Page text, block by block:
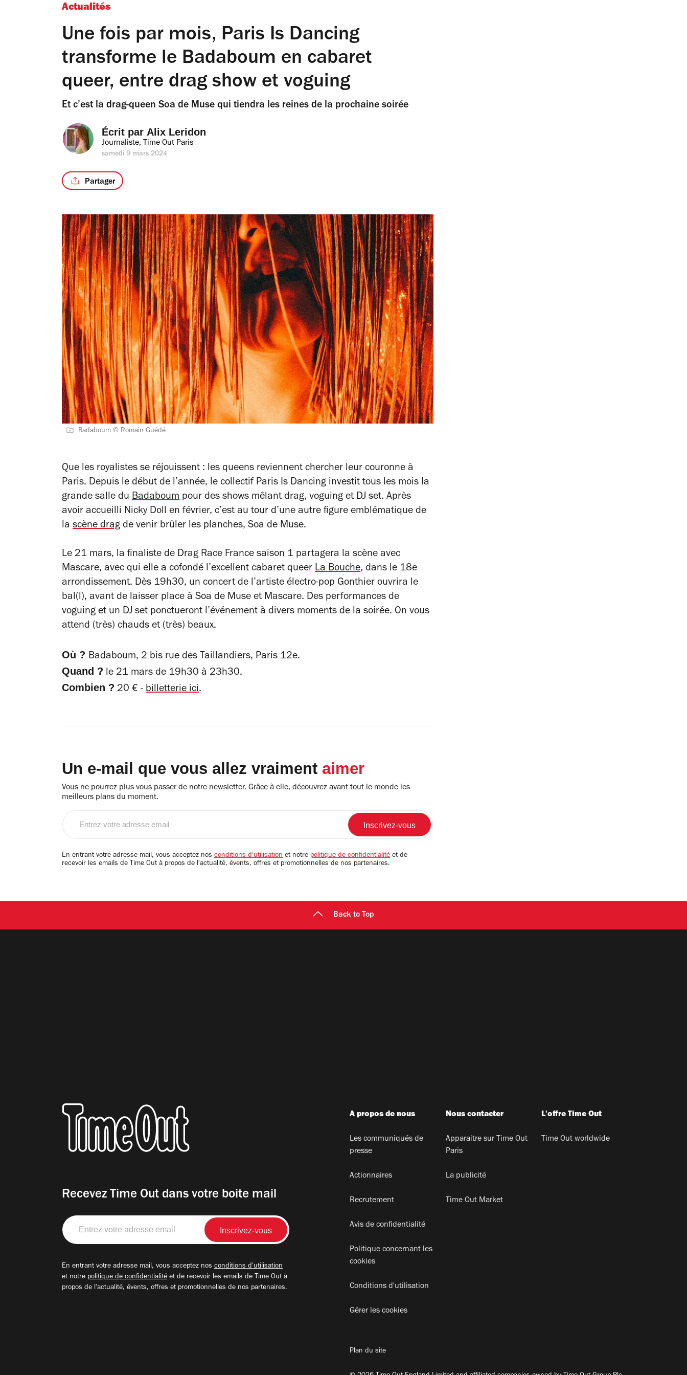
Actualités
Une fois par mois, Paris Is Dancing
transforme le Badaboum en cabaret
queer, entre drag show et voguing
Et c’est la drag-queen Soa de Muse qui tiendra les reines de la prochaine soirée
Écrit par Alix Leridon
Journaliste, Time Out Paris
samedi 9 mars 2024
Partager
Badaboum © Romain Guédé
Que les royalistes se réjouissent : les queens reviennent chercher leur couronne à
Paris. Depuis le début de l’année, le collectif Paris Is Dancing investit tous les mois la
grande salle du Badaboum pour des shows mêlant drag, voguing et DJ set. Après
avoir accueilli Nicky Doll en février, c’est au tour d’une autre figure emblématique de
la scène drag de venir brûler les planches, Soa de Muse.
Le 21 mars, la finaliste de Drag Race France saison 1 partagera la scène avec
Mascare, avec qui elle a cofondé l’excellent cabaret queer La Bouche, dans le 18e
arrondissement. Dès 19h30, un concert de l’artiste électro-pop Gonthier ouvrira le
bal(l), avant de laisser place à Soa de Muse et Mascare. Des performances de
voguing et un DJ set ponctueront l’événement à divers moments de la soirée. On vous
attend (très) chauds et (très) beaux.
Où ? Badaboum, 2 bis rue des Taillandiers, Paris 12e.
Quand ? le 21 mars de 19h30 à 23h30.
Combien ? 20 € - billetterie ici.
Un e-mail que vous allez vraiment aimer
Vous ne pourrez plus vous passer de notre newsletter. Grâce à elle, découvrez avant tout le monde les
meilleurs plans du moment.
email
En entrant votre adresse mail, vous acceptez nos conditions d'utilisation et notre politique de confidentialité et de
recevoir les emails de Time Out à propos de l'actualité, évents, offres et promotionnelles de nos partenaires.
Back to Top
Recevez Time Out dans votre boite mail
Entrez
votre
adresse
En entrant votre adresse mail, vous acceptez nos conditions d'utilisation
et notre politique de confidentialité et de recevoir les emails de Time Out à
propos de l'actualité, évents, offres et promotionnelles de nos partenaires.
A propos de nous
Les communiqués de
presse
Actionnaires
Recrutement
Avis de confidentialité
Politique concernant les
cookies
Conditions d'utilisation
Gérer les cookies
Nous contacter
Apparaitre sur Time Out
Paris
La publicité
Time Out Market
L'offre Time Out
Time Out worldwide
Plan du site